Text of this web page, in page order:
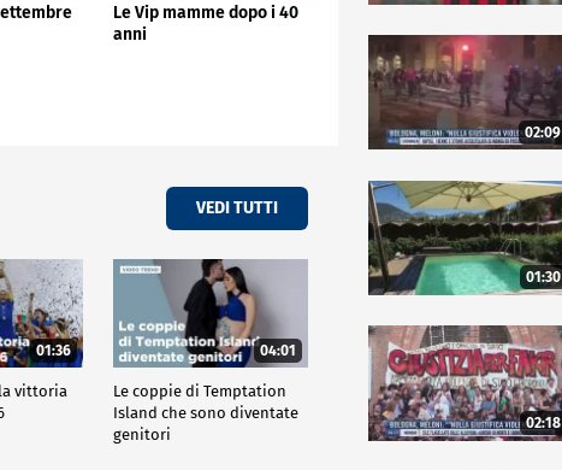
Le Vip mamme dopo i 40
anni
VEDI TUTTI
01:36
vittoria
04:01
Le coppie di Temptation
Island che sono diventate
genitori
02:09
01:30
02:18